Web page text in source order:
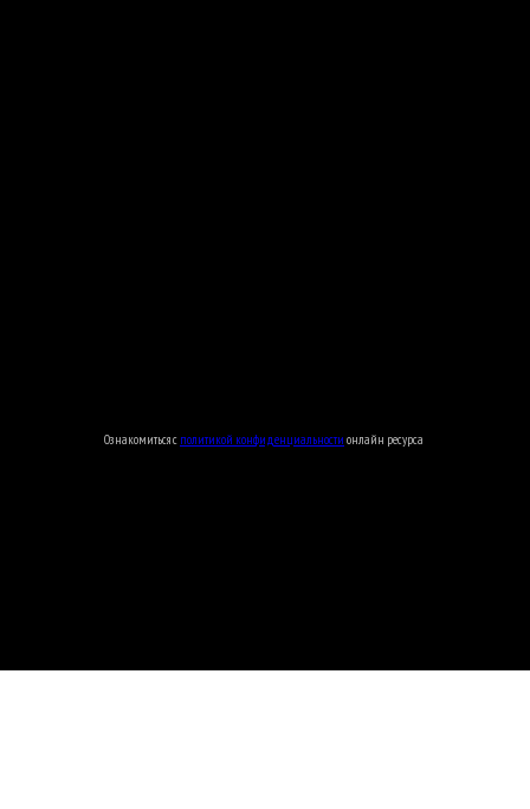
Ознакомиться с политикой конфиденциальности онлайн ресурса